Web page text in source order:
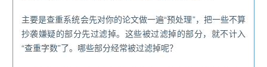
主要是查重系统会先对你的论文做一遍“预处理”，把一些不算
抄袭嫌疑的部分先过滤掉。这些被过滤掉的部分，就不计入
“查重字数”了。哪些部分经常被过滤掉呢？